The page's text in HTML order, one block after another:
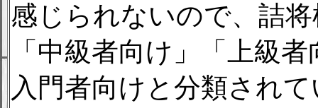
感じられないので、詰
「中級者向け」「上級
入門者向けと分類され